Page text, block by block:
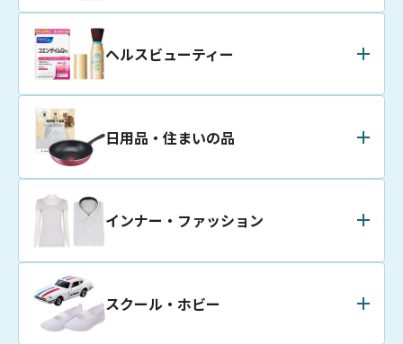
ヘルスビューティー
日用品・ 住まいの品
インナー・ ファッション
スクール・ ホビー